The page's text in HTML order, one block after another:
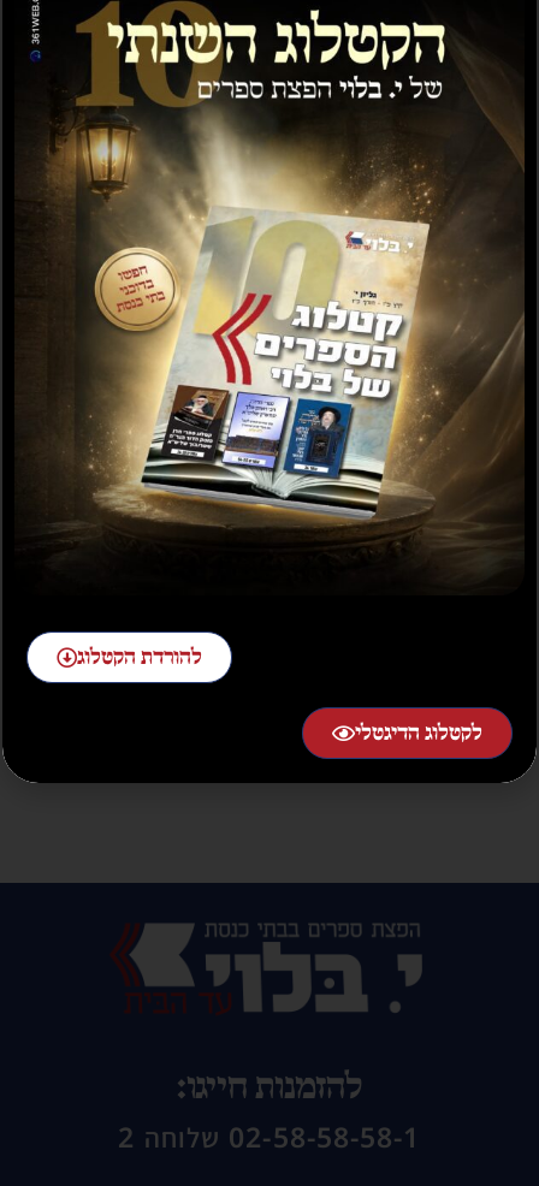
משלי המבואר חכמת
המוסר
מידע נוסף
שיר השירים המבואר
שמן המור
₪28.00
הוספה לסל
₪30.00
הוספה לסל
להזמנות חייגו:
02-58-58-58-1 שלוחה 2
להורדת הקטלוג
לקטלוג הדיגטלי